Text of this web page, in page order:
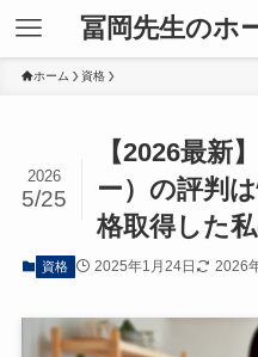
冨岡先生のホ
ホーム 資格
【2026最新
ー）の評判
格取得した
2026
5/25
資格 2025年1月24日 2026